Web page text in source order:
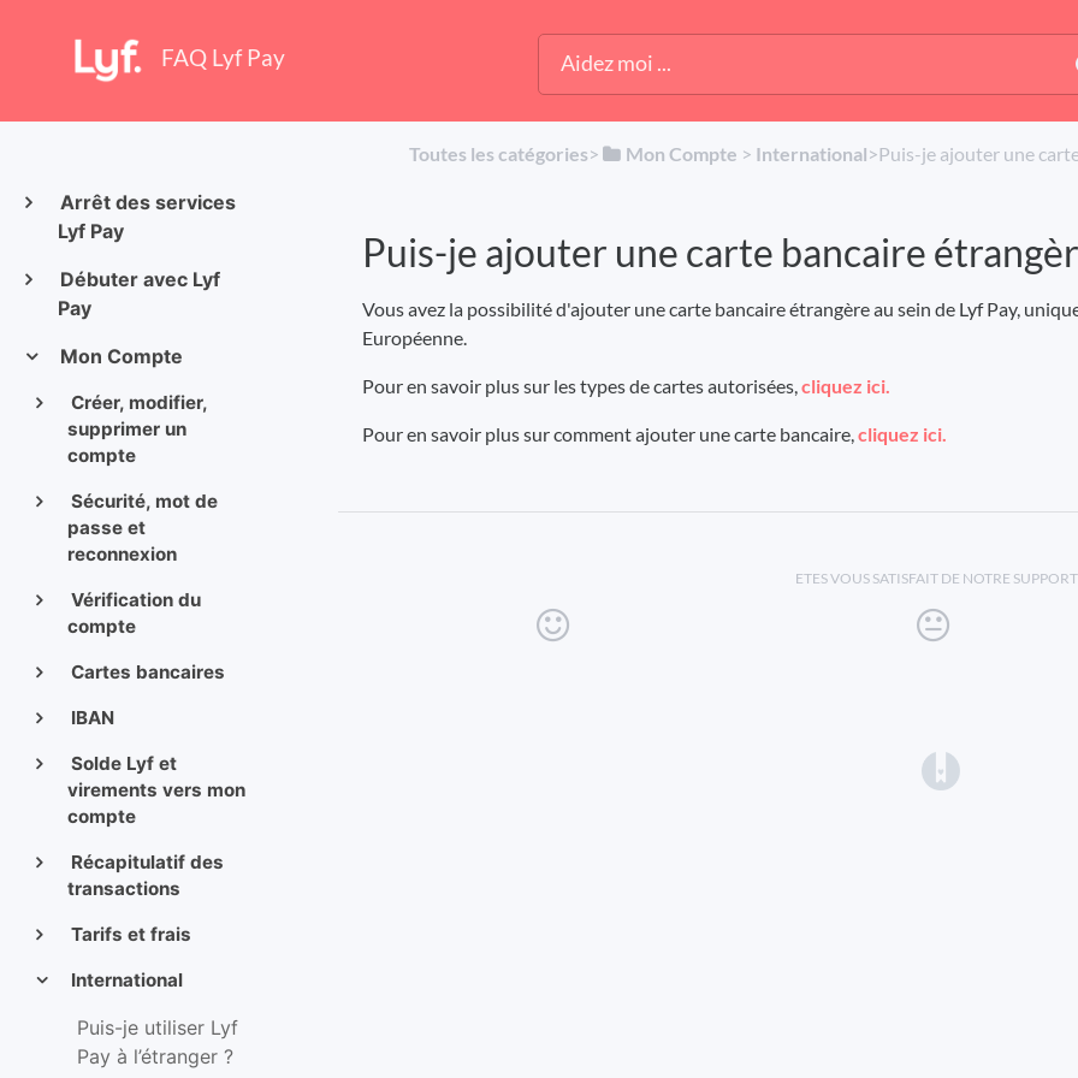
FAQ Lyf Pay
Arrêt des services
Lyf Pay
Débuter avec Lyf
Pay
Mon Compte
Créer, modifier,
supprimer un
compte
Sécurité, mot de
passe et
reconnexion
Vérification du
compte
Cartes bancaires
IBAN
Solde Lyf et
virements vers mon
compte
Récapitulatif des
transactions
Tarifs et frais
International
Puis-je utiliser Lyf
Pay à l’étranger ?
Toutes les catégories​>​ ​Mon Compte ​ > ​ ​International​>​ Puis-je ajouter une
Puis-je ajouter une carte bancaire
Vous avez la possibilité d'ajouter une carte bancaire étrangère au sein de Lyf Pay,
Européenne.
Pour en savoir plus sur les types de cartes autorisées,cliquez ici.
Pour en savoir plus sur comment ajouter une carte bancaire,cliquez ici.
ETES VOUS SATISFAIT DE NOTRE SUPPORT
(opens in a